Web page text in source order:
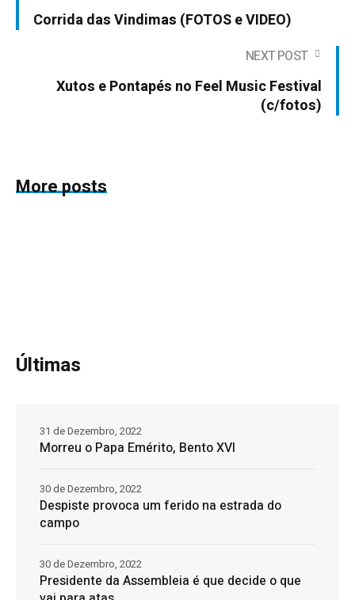
Corrida das Vindimas (FOTOS e VIDEO)
NEXT POST
Xutos e Pontapés no Feel Music Festival
(c/fotos)
More posts
Últimas
Morreu o Papa Emérito, Bento XVI
31 de Dezembro, 2022
Despiste provoca um ferido na estrada do
campo
30 de Dezembro, 2022
Presidente da Assembleia é que decide o que
30 de Dezembro, 2022